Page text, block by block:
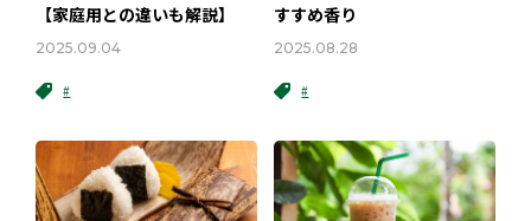
【家庭用との違いも解説】
2025.09.04
#
すすめ香り
2025.08.28
#